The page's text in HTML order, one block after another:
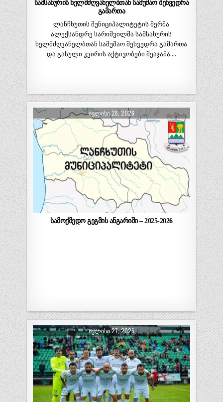
სამსახურის ხელმძღვანელბთან სამუშაო შეხვედრა
გამართა
ლანჩხუთის მუნიციპალიტეტის მერმა
ალექსანდრე სარიშვილმა სამსახურის
ხელმძღვანელბთან სამუშაო შეხვედრა გამართა
და გასული კვირის აქტივობები შეაჯამა….
ᲘᲕᲚᲘᲡᲘ 28, 2026
სამოქმედო გეგმის ანგარიში – 2025-2026
ᲘᲕᲚᲘᲡᲘ 27, 2026